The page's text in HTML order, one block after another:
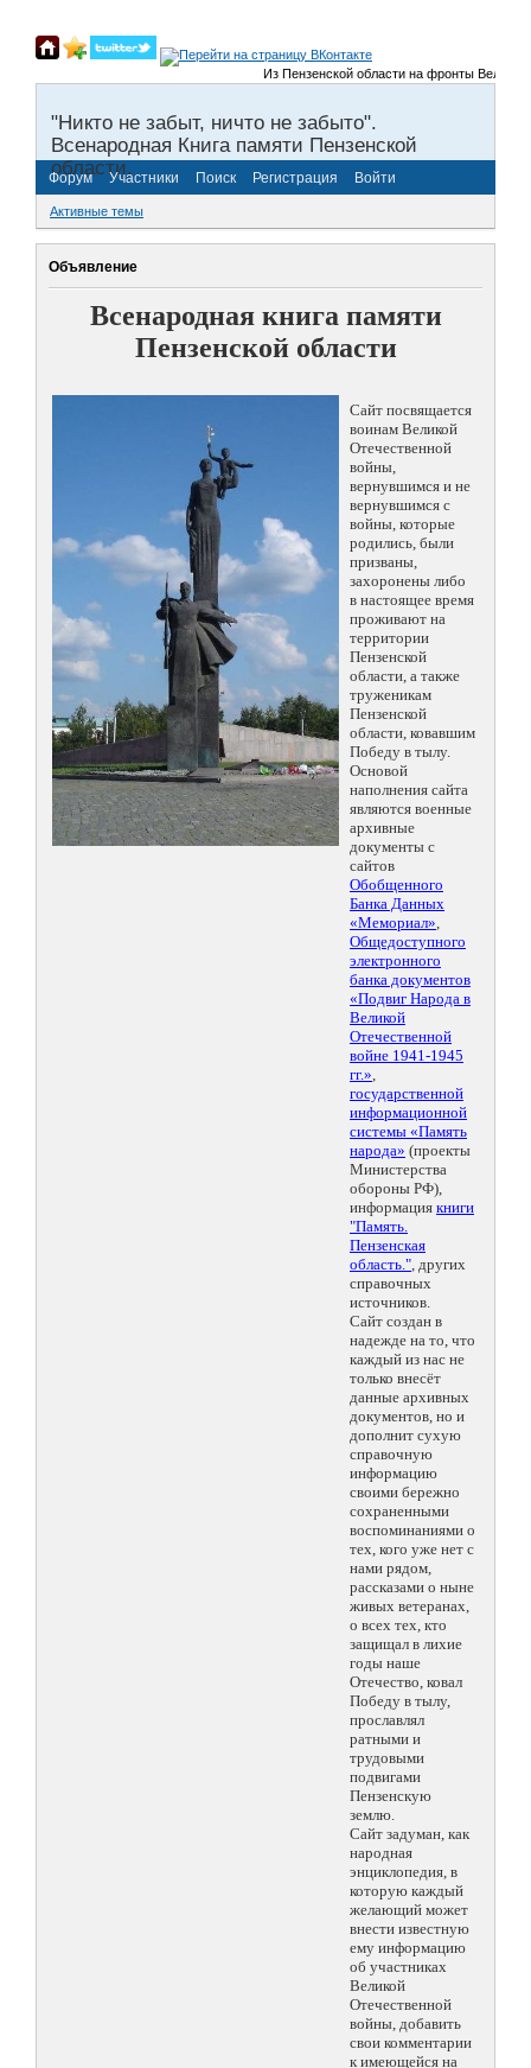
Из Пензенской области на фронты Великой
"Никто не забыт, ничто не забыто".
Всенародная Книга памяти Пензенской
области.
Форум Участники Поиск Регистрация Войти
Активные темы
Объявление
Всенародная книга памяти
Пензенской области
Сайт посвящается
воинам Великой
Отечественной
войны,
вернувшимся и не
вернувшимся с
войны, которые
родились, были
призваны,
захоронены либо
в настоящее время
проживают на
территории
Пензенской
области, а также
труженикам
Пензенской
области, ковавшим
Победу в тылу.
Основой
наполнения сайта
являются военные
архивные
документы с
сайтов
Обобщенного
Банка Данных
«Мемориал»,
Общедоступного
электронного
банка документов
«Подвиг Народа в
Великой
Отечественной
войне 1941-1945
гг.»,
государственной
информационной
системы «Память
народа» (проекты
Министерства
обороны РФ),
информация книги
"Память.
Пензенская
область.", других
справочных
источников.
Сайт создан в
надежде на то, что
каждый из нас не
только внесёт
данные архивных
документов, но и
дополнит сухую
справочную
информацию
своими бережно
сохраненными
воспоминаниями о
тех, кого уже нет с
нами рядом,
рассказами о ныне
живых ветеранах,
о всех тех, кто
защищал в лихие
годы наше
Отечество, ковал
Победу в тылу,
прославлял
ратными и
трудовыми
подвигами
Пензенскую
землю.
Сайт задуман, как
народная
энциклопедия, в
которую каждый
желающий может
внести известную
ему информацию
об участниках
Великой
Отечественной
войны, добавить
свои комментарии
к имеющейся на